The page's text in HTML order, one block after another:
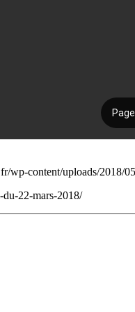
wp-content/uploads/
22-mars-2018/